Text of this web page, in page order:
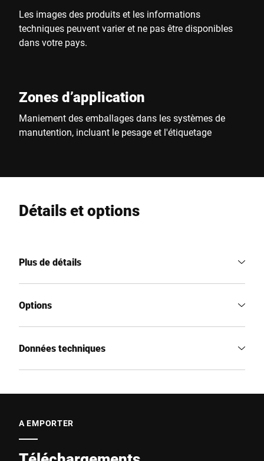
Les images des produits et les informations
techniques peuvent varier et ne pas être disponibles
dans votre pays.
Zones d’application
Maniement des emballages dans les systèmes de
manutention, incluant le pesage et l'étiquetage
Détails et options
Plus de détails
Options
Données techniques
A EMPORTER